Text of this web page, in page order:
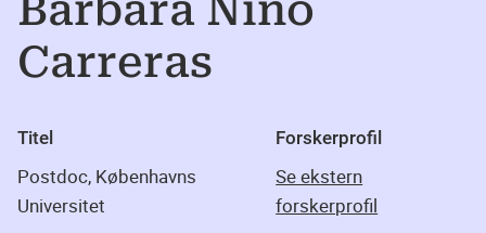
Barbara Nino
Carreras
Titel
Postdoc, Københavns
Universitet
Forskerprofil
Se ekstern
forskerprofil